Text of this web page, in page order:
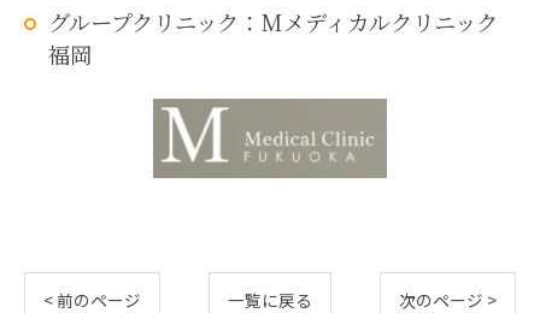
グループクリニック：Mメディカルクリニック
福岡
< 前のページ 一覧に戻る 次のページ >